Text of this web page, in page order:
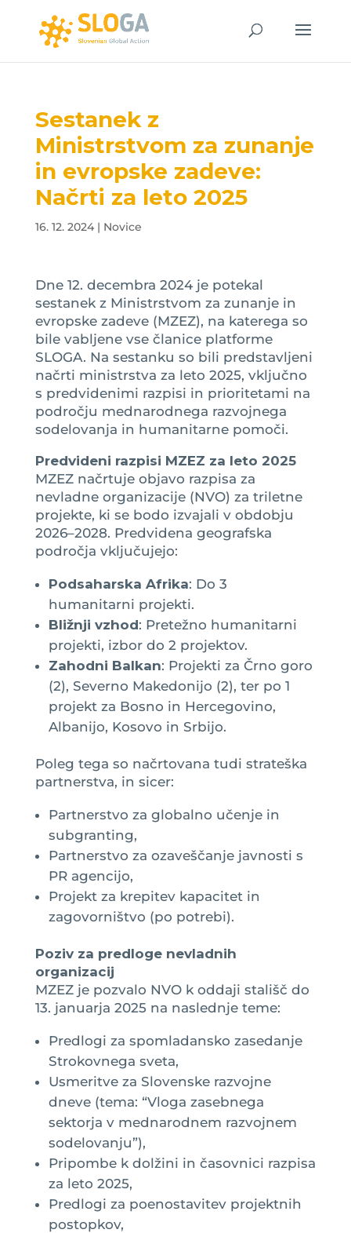
Sestanek z
Ministrstvom za zunanje
in evropske zadeve:
Načrti za leto 2025
16. 12. 2024| Novice
Dne 12. decembra 2024 je potekal
sestanek z Ministrstvom za zunanje in
evropske zadeve (MZEZ), na katerega so
bile vabljene vse članice platforme
SLOGA. Na sestanku so bili predstavljeni
načrti ministrstva za leto 2025, vključno
s predvidenimi razpisi in prioritetami na
področju mednarodnega razvojnega
sodelovanja in humanitarne pomoči.
Predvideni razpisi MZEZ za leto 2025
MZEZ načrtuje objavo razpisa za
nevladne organizacije (NVO) za triletne
projekte, ki se bodo izvajali v obdobju
2026–2028. Predvidena geografska
področja vključujejo:
Podsaharska Afrika: Do 3
humanitarni projekti.
Bližnji vzhod: Pretežno humanitarni
projekti, izbor do 2 projektov.
Zahodni Balkan: Projekti za Črno goro
(2), Severno Makedonijo (2), ter po 1
projekt za Bosno in Hercegovino,
Albanijo, Kosovo in Srbijo.
Poleg tega so načrtovana tudi strateška
partnerstva, in sicer:
Partnerstvo za globalno učenje in
subgranting,
Partnerstvo za ozaveščanje javnosti s
PR agencijo,
Projekt za krepitev kapacitet in
zagovorništvo (po potrebi).
Poziv za predloge nevladnih
organizacij
MZEZ je pozvalo NVO k oddaji stališč do
13. januarja 2025 na naslednje teme:
Predlogi za spomladansko zasedanje
Strokovnega sveta,
Usmeritve za Slovenske razvojne
dneve (tema: “Vloga zasebnega
sektorja v mednarodnem razvojnem
sodelovanju”),
Pripombe k dolžini in časovnici razpisa
za leto 2025,
Predlogi za poenostavitev projektnih
postopkov,